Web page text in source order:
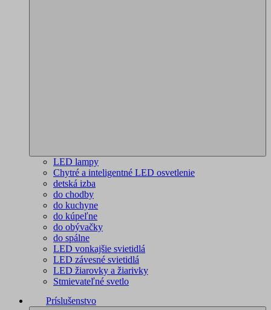
LED lampy
Chytré a inteligentné LED osvetlenie
detská izba
do chodby
do kuchyne
do kúpeľne
do obývačky
do spálne
LED vonkajšie svietidlá
LED závesné svietidlá
LED žiarovky a žiarivky
Stmievateľné svetlo
Príslušenstvo